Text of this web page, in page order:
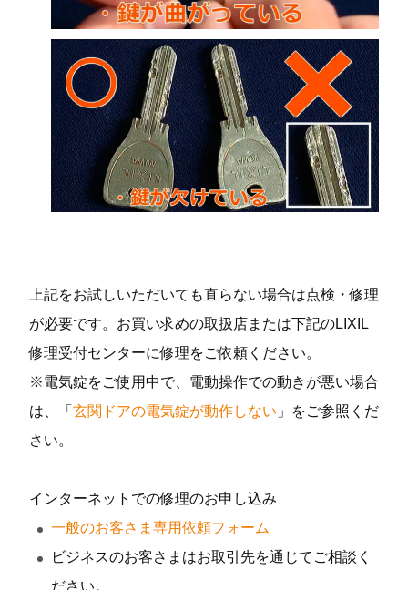
上記をお試しいただいても直らない場合は点検・修理
が必要です。お買い求めの取扱店または下記のLIXIL
修理受付センターに修理をご依頼ください。
※電気錠をご使用中で、電動操作での動きが悪い場合
は、「 玄関ドアの電気錠が動作しない 」をご参照くだ
さい。
インターネットでの修理のお申し込み
一般のお客さま専用依頼フォーム
ビジネスのお客さまはお取引先を通じてご相談く
ださい。